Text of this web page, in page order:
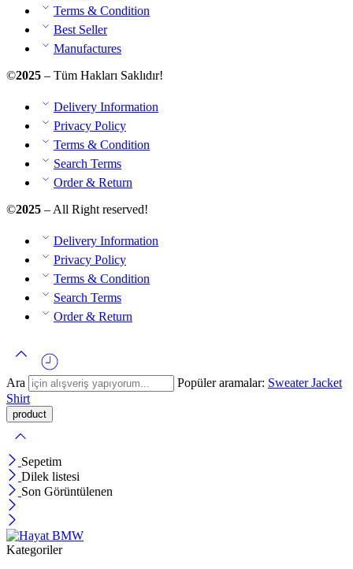
Terms & Condition
Best Seller
Manufactures
©2025 – Tüm Hakları Saklıdır!
Delivery Information
Privacy Policy
Terms & Condition
Search Terms
Order & Return
©2025 – All Right reserved!
Delivery Information
Privacy Policy
Terms & Condition
Search Terms
Order & Return
Ara Popüler aramalar: SweaterJacket
Shirt
Sepetim
Dilek listesi
Son Görüntülenen
Kategoriler